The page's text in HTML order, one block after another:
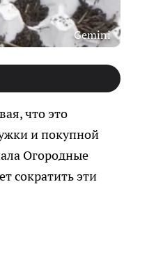
Gemini
что это
и покупной
Огородные
сократить эти